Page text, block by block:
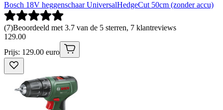
Bosch 18V heggenschaar UniversalHedgeCut 50cm (zonder accu)
(7)Beoordeeld met 3.7 van de 5 sterren, 7 klantreviews
129.00
Prijs: 129.00 euro